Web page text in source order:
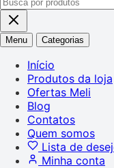
Menu Categorias
Início
Produtos da loja
Ofertas Meli
Blog
Contatos
Quem somos
Lista de
Minha conta